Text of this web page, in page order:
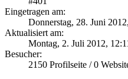
Eingetragen am:
Donnerstag, 28. Juni
Aktualisiert am:
Montag, 2. Juli 2012,
Besucher:
2150 Profilseite /0